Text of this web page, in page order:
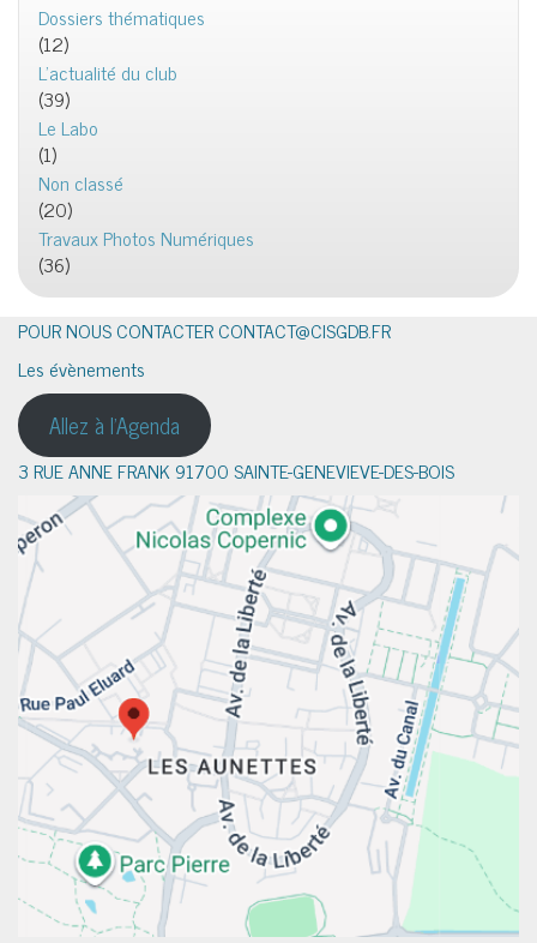
Dossiers thématiques
(12)
L'actualité du club
(39)
Le Labo
(1)
Non classé
(20)
Travaux Photos Numériques
(36)
POUR NOUS CONTACTER CONTACT@CISGDB.FR
Les évènements
Allez à l'Agenda
3 RUE ANNE FRANK 91700 SAINTE-GENEVIEVE-DES-BOIS